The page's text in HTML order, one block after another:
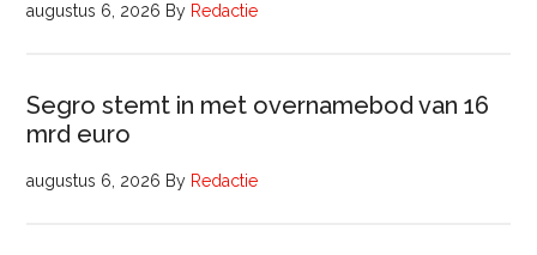
augustus 6, 2026 By Redactie
Segro stemt in met overnamebod van 16
mrd euro
augustus 6, 2026 By Redactie